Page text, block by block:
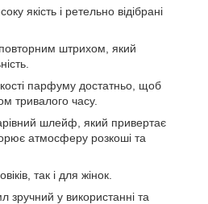
якість і ретельно відібрані
штрихом, який
парфуму достатньо, щоб
тривалого часу.
шлейф, який привертає
атмосферу розкоші та
так і для жінок.
у використанні та